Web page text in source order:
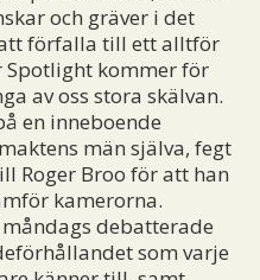
och gräver i det
förfalla till ett alltför
Spotlight kommer för
av oss stora skälvan.
en inneboende
män själva, fegt
Roger Broo för att han
kamerorna.
debatterade
som varje